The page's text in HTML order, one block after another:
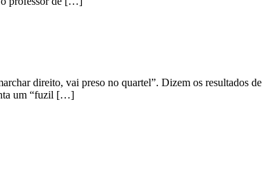
direito, vai preso no quartel”. Dizem os resultados de
um “fuzil […]